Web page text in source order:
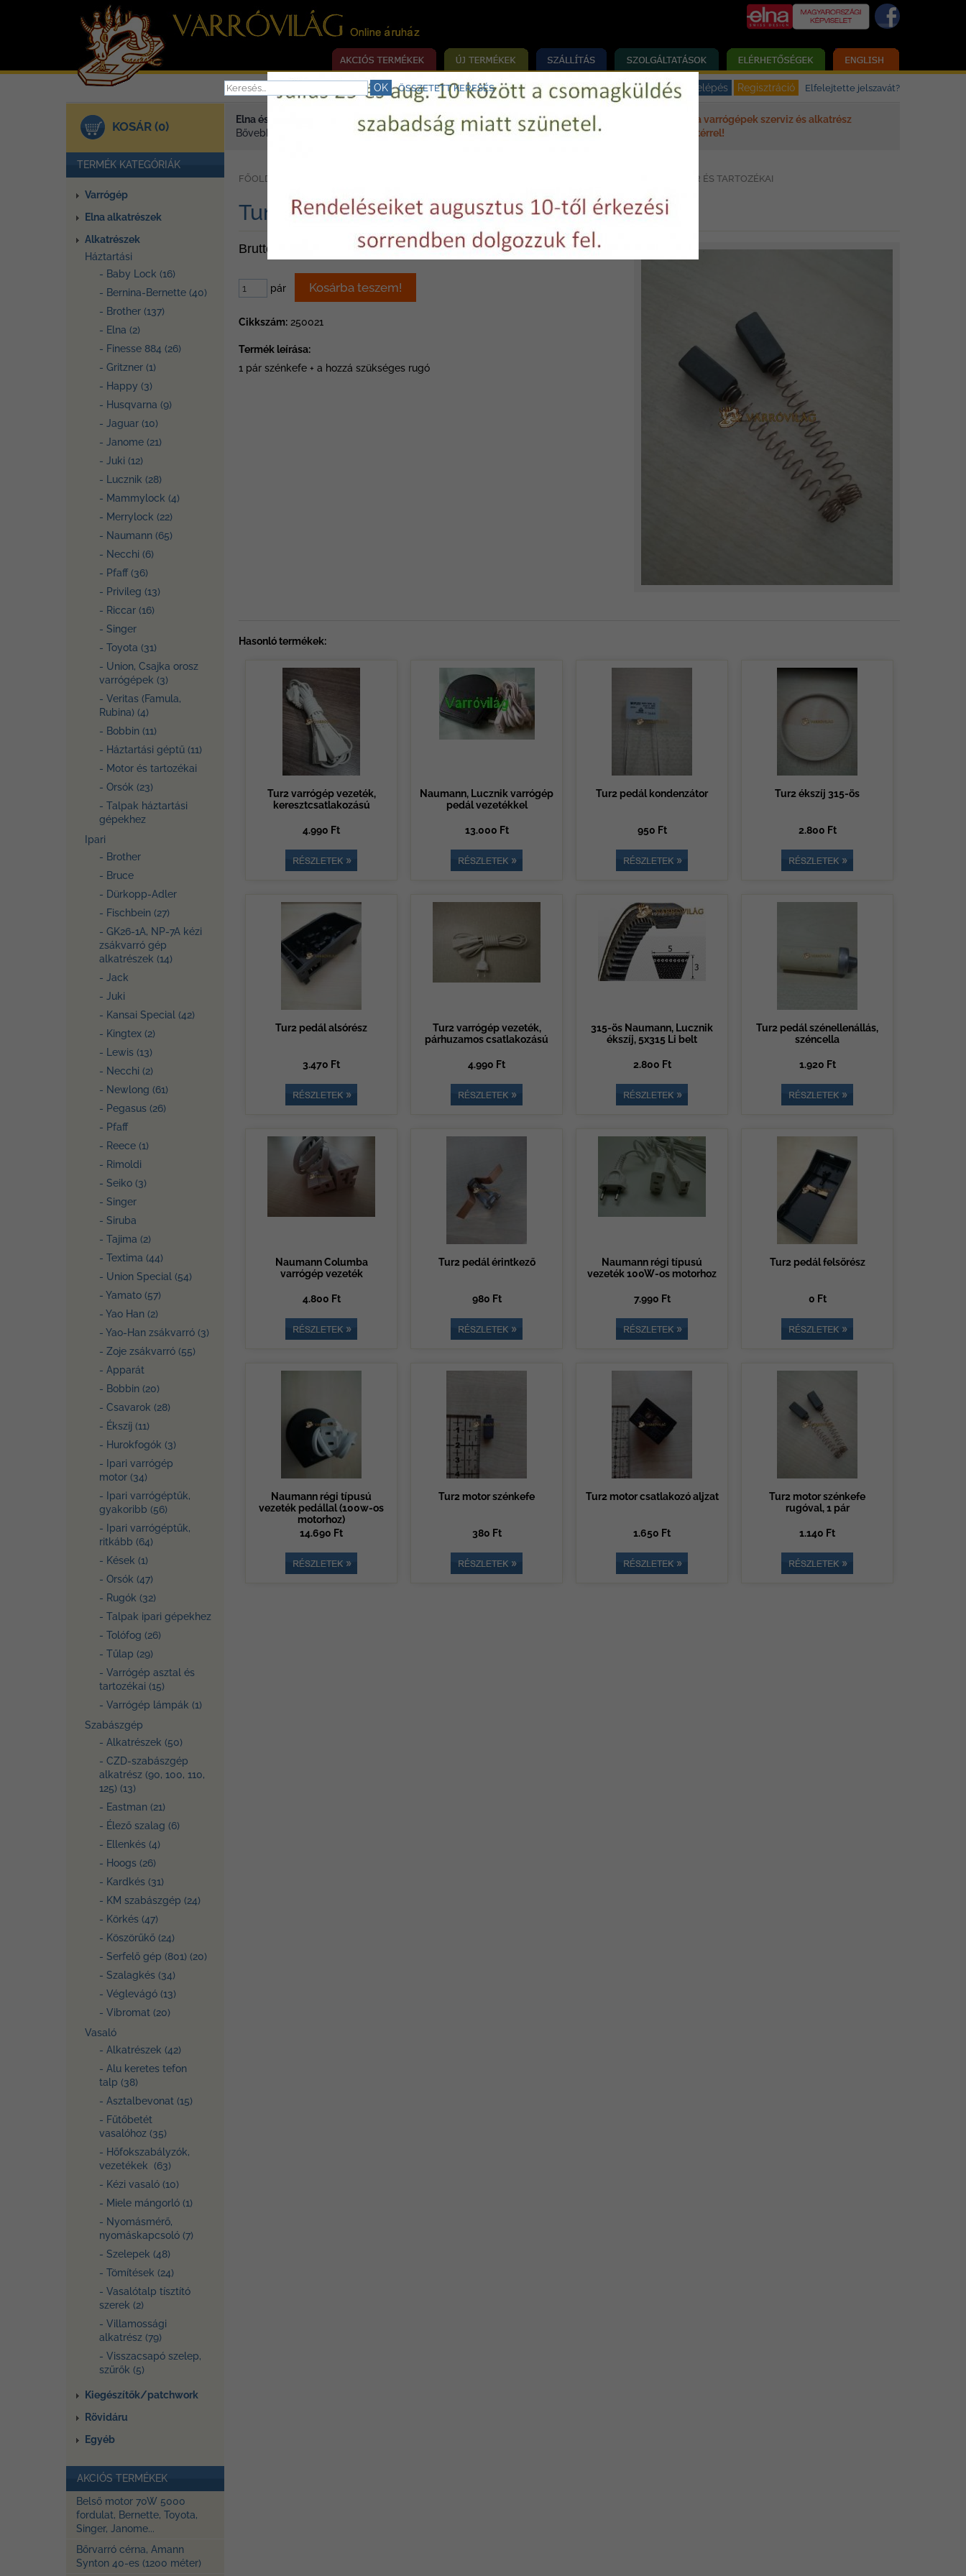
ÖSSZETETT KERESÉS Elfelejtette jelszavát?
KOSÁR (0)
TERMÉK KATEGÓRIÁK
Varrógép
Elna alkatrészek
Alkatrészek
Háztartási
- Baby Lock (16)
- Bernina-Bernette (40)
- Brother (137)
- Elna (2)
- Finesse 884 (26)
- Gritzner (1)
- Happy (3)
- Husqvarna (9)
- Jaguar (10)
- Janome (21)
- Juki (12)
- Lucznik (28)
- Mammylock (4)
- Merrylock (22)
- Naumann (65)
- Necchi (6)
- Pfaff (36)
- Privileg (13)
- Riccar (16)
- Singer
- Toyota (31)
- Union, Csajka orosz
varrógépek (3)
- Veritas (Famula,
Rubina) (4)
- Bobbin (11)
- Háztartási géptű (11)
- Motor és tartozékai
- Orsók (23)
- Talpak háztartási
gépekhez
Ipari
- Brother
- Bruce
- Dürkopp-Adler
- Fischbein (27)
- GK26-1A, NP-7A kézi
zsákvarró gép
alkatrészek (14)
- Jack
- Juki
- Kansai Special (42)
- Kingtex (2)
- Lewis (13)
- Necchi (2)
- Newlong (61)
- Pegasus (26)
- Pfaff
- Reece (1)
- Rimoldi
- Seiko (3)
- Singer
- Siruba
- Tajima (2)
- Textima (44)
- Union Special (54)
- Yamato (57)
- Yao Han (2)
- Yao-Han zsákvarró (3)
- Zoje zsákvarró (55)
- Apparát
- Bobbin (20)
- Csavarok (28)
- Ékszíj (11)
- Hurokfogók (3)
- Ipari varrógép
motor (34)
- Ipari varrógéptűk,
gyakoribb (56)
- Ipari varrógéptűk,
ritkább (64)
- Kések (1)
- Orsók (47)
- Rugók (32)
- Talpak ipari gépekhez
- Tolófog (26)
- Tűlap (29)
- Varrógép asztal és
tartozékai (15)
- Varrógép lámpák (1)
Szabászgép
- Alkatrészek (50)
- CZD-szabászgép
alkatrész (90, 100, 110,
125) (13)
- Eastman (21)
- Élező szalag (6)
- Ellenkés (4)
- Hoogs (26)
- Kardkés (31)
- KM szabászgép (24)
- Körkés (47)
- Köszörűkő (24)
- Serfelő gép (801) (20)
- Szalagkés (34)
- Véglevágó (13)
- Vibromat (20)
Vasaló
- Alkatrészek (42)
- Alu keretes tefon
talp (38)
- Asztalbevonat (15)
- Fűtőbetét
vasalóhoz (35)
- Hőfokszabályzók,
vezetékek (63)
- Kézi vasaló (10)
- Miele mángorló (1)
- Nyomásmérő,
nyomáskapcsoló (7)
- Szelepek (48)
- Tömítések (24)
- Vasalótalp tísztító
szerek (2)
- Villamossági
alkatrész (79)
- Visszacsapó szelep,
szűrők (5)
Kiegészítők/patchwork
Rövidáru
Egyéb
AKCIÓS TERMÉKEK
Belső motor 70W 5000
fordulat, Bernette, Toyota,
Singer, Janome...
Bőrvarró cérna, Amann
Synton 40-es (1200 méter)
Elna és Janome varrógép szerviz.
Bővebben >
Telefon:+36 29 750977
E-mail:varrovilag@varrovilag.hu
Elna varrógépek szerviz és alkatrész
háttérrel!
FŐOLDAL TUR2 MOTOR ÉS TARTOZÉKAI
Tur2 motor szénkefe rugóval, 1 pár
Bruttó ár: 1.140 Ft / pár
pár
Cikkszám: 250021
Termék leírása:
1 pár szénkefe + a hozzá szükséges rugó
Hasonló termékek:
Tur2 varrógép vezeték,
keresztcsatlakozású
4.990 Ft
Naumann, Lucznik varrógép
pedál vezetékkel
13.000 Ft
Tur2 pedál kondenzátor
950 Ft
Tur2 ékszíj 315-ös
2.800 Ft
Tur2 pedál alsórész
3.470 Ft
Tur2 varrógép vezeték,
párhuzamos csatlakozású
4.990 Ft
315-ös Naumann, Lucznik
ékszíj, 5x315 Li belt
2.800 Ft
Tur2 pedál szénellenállás,
széncella
1.920 Ft
Naumann Columba
varrógép vezeték
4.800 Ft
Tur2 pedál érintkező
980 Ft
Naumann régi típusú
vezeték 100W-os motorhoz
7.990 Ft
Tur2 pedál felsőrész
0 Ft
Naumann régi típusú
vezeték pedállal (100w-os
motorhoz)
14.690 Ft
Tur2 motor szénkefe
380 Ft
Tur2 motor csatlakozó aljzat
1.650 Ft
Tur2 motor szénkefe
rugóval, 1 pár
1.140 Ft